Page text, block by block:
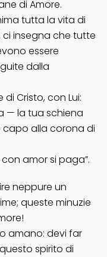
di Amore.
tutta la vita di
ci insegna che tutte
essere
dalla
Cristo, con Lui:
— la tua schiena
alla corona di
amor si paga”.
neppure un
queste minuzie
amano: devi far
spirito di